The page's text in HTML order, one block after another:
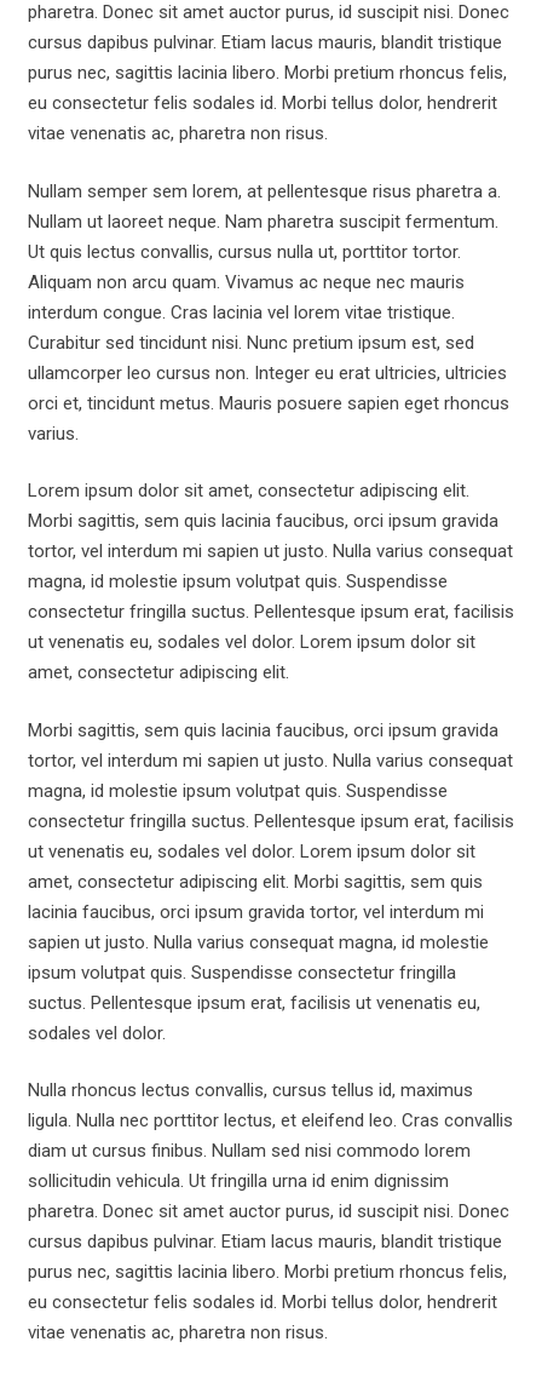
pharetra. Donec sit amet auctor purus, id suscipit nisi. Donec
cursus dapibus pulvinar. Etiam lacus mauris, blandit tristique
purus nec, sagittis lacinia libero. Morbi pretium rhoncus felis,
eu consectetur felis sodales id. Morbi tellus dolor, hendrerit
vitae venenatis ac, pharetra non risus.
Nullam semper sem lorem, at pellentesque risus pharetra a.
Nullam ut laoreet neque. Nam pharetra suscipit fermentum.
Ut quis lectus convallis, cursus nulla ut, porttitor tortor.
Aliquam non arcu quam. Vivamus ac neque nec mauris
interdum congue. Cras lacinia vel lorem vitae tristique.
Curabitur sed tincidunt nisi. Nunc pretium ipsum est, sed
ullamcorper leo cursus non. Integer eu erat ultricies, ultricies
orci et, tincidunt metus. Mauris posuere sapien eget rhoncus
varius.
Lorem ipsum dolor sit amet, consectetur adipiscing elit.
Morbi sagittis, sem quis lacinia faucibus, orci ipsum gravida
tortor, vel interdum mi sapien ut justo. Nulla varius consequat
magna, id molestie ipsum volutpat quis. Suspendisse
consectetur fringilla suctus. Pellentesque ipsum erat, facilisis
ut venenatis eu, sodales vel dolor. Lorem ipsum dolor sit
amet, consectetur adipiscing elit.
Morbi sagittis, sem quis lacinia faucibus, orci ipsum gravida
tortor, vel interdum mi sapien ut justo. Nulla varius consequat
magna, id molestie ipsum volutpat quis. Suspendisse
consectetur fringilla suctus. Pellentesque ipsum erat, facilisis
ut venenatis eu, sodales vel dolor. Lorem ipsum dolor sit
amet, consectetur adipiscing elit. Morbi sagittis, sem quis
lacinia faucibus, orci ipsum gravida tortor, vel interdum mi
sapien ut justo. Nulla varius consequat magna, id molestie
ipsum volutpat quis. Suspendisse consectetur fringilla
suctus. Pellentesque ipsum erat, facilisis ut venenatis eu,
sodales vel dolor.
Nulla rhoncus lectus convallis, cursus tellus id, maximus
ligula. Nulla nec porttitor lectus, et eleifend leo. Cras convallis
diam ut cursus finibus. Nullam sed nisi commodo lorem
sollicitudin vehicula. Ut fringilla urna id enim dignissim
pharetra. Donec sit amet auctor purus, id suscipit nisi. Donec
cursus dapibus pulvinar. Etiam lacus mauris, blandit tristique
purus nec, sagittis lacinia libero. Morbi pretium rhoncus felis,
eu consectetur felis sodales id. Morbi tellus dolor, hendrerit
vitae venenatis ac, pharetra non risus.